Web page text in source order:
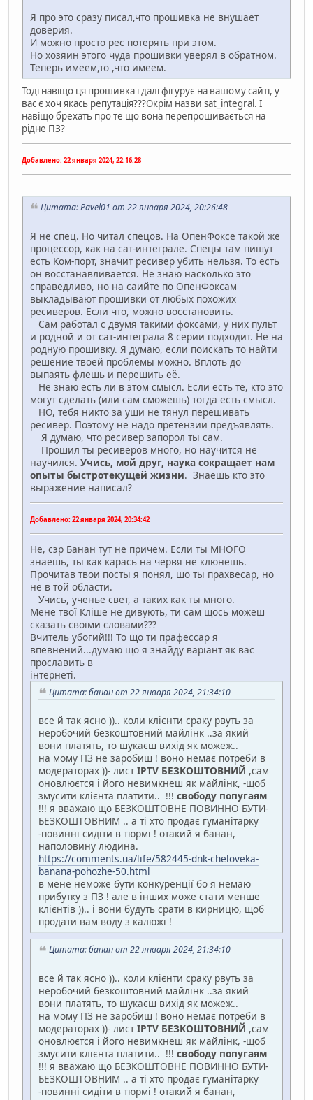
Я про это сразу писал,что прошивка не внушает
доверия.
И можно просто рес потерять при этом.
Но хозяин этого чуда прошивки уверял в обратном.
Теперь имеем,то ,что имеем.
Тоді навіщо ця прошивка і далі фігурує на вашому сайті, у
вас є хоч якась репутація???Окрім назви sat_integral. І
навіщо брехать про те що вона перепрошивається на
рідне ПЗ?
Добавлено: 22 января 2024, 22:16:28
Цитата: Pavel01 от 22 января 2024, 20:26:48
Я не спец. Но читал спецов. На ОпенФоксе такой же
процессор, как на сат-интеграле. Спецы там пишут
есть Ком-порт, значит ресивер убить нельзя. То есть
он восстанавливается. Не знаю насколько это
справедливо, но на саийте по ОпенФоксам
выкладывают прошивки от любых похожих
ресиверов. Если что, можно восстановить.
Сам работал с двумя такими фоксами, у них пульт
и родной и от сат-интеграла 8 серии подходит. Не на
родную прошивку. Я думаю, если поискать то найти
решение твоей проблемы можно. Вплоть до
выпаять флешь и перешить её.
Не знаю есть ли в этом смысл. Если есть те, кто это
могут сделать (или сам сможешь) тогда есть смысл.
НО, тебя никто за уши не тянул перешивать
ресивер. Поэтому не надо претензии предъявлять.
Я думаю, что ресивер запорол ты сам.
Прошил ты ресиверов много, но научится не
научился. Учись, мой друг, наука сокращает нам
опыты быстротекущей жизни. Знаешь кто это
выражение написал?
Добавлено: 22 января 2024, 20:34:42
Не, сэр Банан тут не причем. Если ты МНОГО
знаешь, ты как карась на червя не клюнешь.
Прочитав твои посты я понял, шо ты прахвесар, но
не в той области.
Учись, ученье свет, а таких как ты много.
Мене твої Кліше не дивують, ти сам щось можеш
сказать своїми словами???
Вчитель убогий!!! То що ти прафессар я
впевнений...думаю що я знайду варіант як вас
прославить в
інтернеті.
Цитата: банан от 22 января 2024, 21:34:10
все й так ясно )).. коли клієнти сраку рвуть за
неробочий безкоштовний майлінк ..за який
вони платять, то шукаєш вихід як можеж..
на мому ПЗ не заробиш ! воно немає потреби в
модераторах ))- листIPTV БЕЗКОШТОВНИЙ ,сам
оновлюєтся і його невимкнеш як майлінк, -щоб
змусити клієнта платити.. !!! свободу попугаям
!!! я вважаю що БЕЗКОШТОВНЕ ПОВИННО БУТИ-
БЕЗКОШТОВНИМ .. а ті хто продає гуманітарку
-повинні сидіти в тюрмі ! отакий я банан,
наполовину людина.
https://comments.ua/life/582445-dnk-cheloveka-
banana-pohozhe-50.html
в мене неможе бути конкуренції бо я немаю
прибутку з ПЗ ! але в інших може стати менше
клієнтів )).. і вони будуть срати в кирницю, щоб
продати вам воду з калюжі !
Цитата: банан от 22 января 2024, 21:34:10
все й так ясно )).. коли клієнти сраку рвуть за
неробочий безкоштовний майлінк ..за який
вони платять, то шукаєш вихід як можеж..
на мому ПЗ не заробиш ! воно немає потреби в
модераторах ))- листIPTV БЕЗКОШТОВНИЙ ,сам
оновлюєтся і його невимкнеш як майлінк, -щоб
змусити клієнта платити.. !!! свободу попугаям
!!! я вважаю що БЕЗКОШТОВНЕ ПОВИННО БУТИ-
БЕЗКОШТОВНИМ .. а ті хто продає гуманітарку
-повинні сидіти в тюрмі ! отакий я банан,